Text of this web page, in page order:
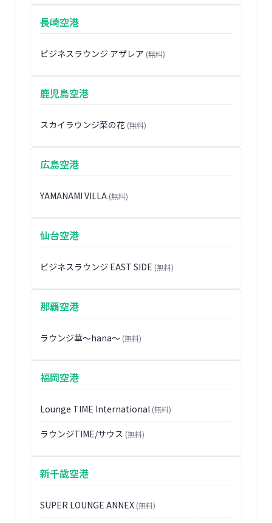
長崎空港
ビジネスラウンジ アザレア (無料)
鹿児島空港
スカイラウンジ菜の花 (無料)
広島空港
YAMANAMI VILLA (無料)
仙台空港
ビジネスラウンジ EAST SIDE (無料)
那覇空港
ラウンジ華〜hana〜 (無料)
福岡空港
Lounge TIME International (無料)
ラウンジTIME/サウス (無料)
新千歳空港
SUPER LOUNGE ANNEX (無料)